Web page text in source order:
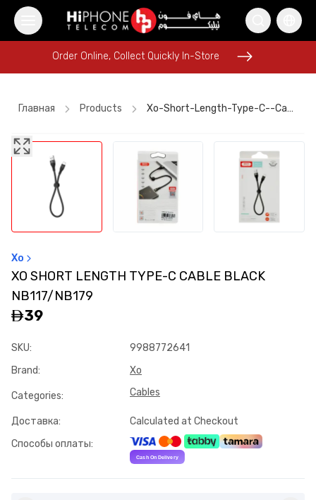
Wireless Charger
iPhone 17 Pro Max
iPhone 17 Pro Max HK
iPhone Case
Order Online, Collect Quickly In-Store
iPhone Case
iPhone 17 Pro Max HK
iPhone 17 Pro Max Apple Watch
Order Online, Collect Quickly In-Store
Главная Products Xo-Short-Length-Type-C--cable-Black-Nb117-Nb179
Xo
XO SHORT LENGTH TYPE-C CABLE BLACK
NB117/NB179
39
SKU:
9988772641
Brand: Xo
Categories: Cables
Доставка:
Calculated at Checkout
Способы оплаты: